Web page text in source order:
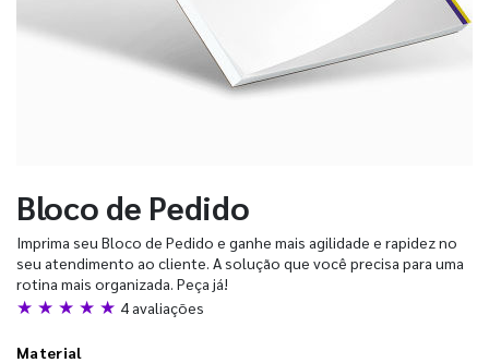
Bloco de Pedido
Imprima seu Bloco de Pedido e ganhe mais agilidade e rapidez no
seu atendimento ao cliente. A solução que você precisa para uma
rotina mais organizada. Peça já!
★ ★ ★ ★ ★ 4 avaliações
Material